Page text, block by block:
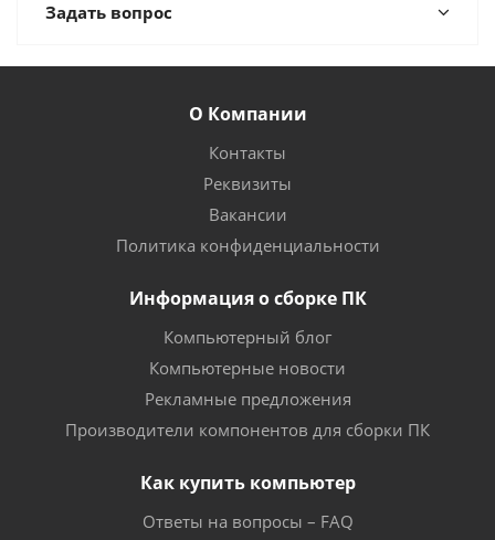
Задать вопрос
О Компании
Контакты
Реквизиты
Вакансии
Политика конфиденциальности
Информация о сборке ПК
Компьютерный блог
Компьютерные новости
Рекламные предложения
Производители компонентов для сборки ПК
Как купить компьютер
Ответы на вопросы – FAQ